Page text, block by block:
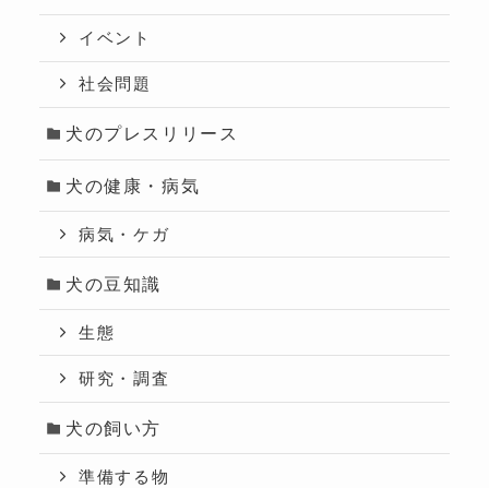
イベント
社会問題
犬のプレスリリース
犬の健康・病気
病気・ケガ
犬の豆知識
生態
研究・調査
犬の飼い方
準備する物